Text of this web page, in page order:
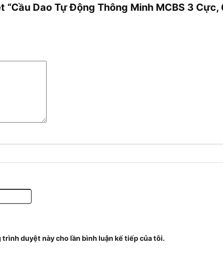
Dao Tự Động Thông Minh MCBS 3 Cực,
duyệt này cho lần bình luận kế tiếp của tôi.